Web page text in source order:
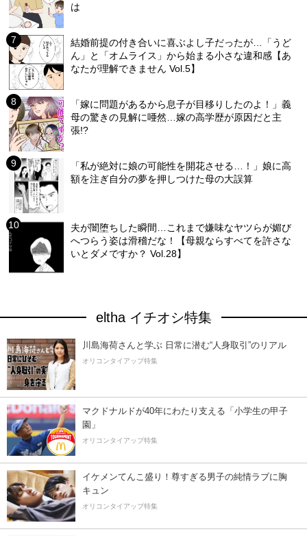
は
結婚前提の付き合いに喜ぶよし子だったが…「うど
ん」と「オムライス」から始まる小さな違和感【あ
なたが理解できません Vol.5】
「嫁に問題があるから息子が目移りしたのよ！」義
母の驚きの見解に唖然…嫁の高学歴が原因だと主
張!?
「私が絶対に娘の可能性を開花させる…！」娘に高
額を注ぎ自分の夢を押しつけた母の大誤算
夫が闇堕ちした瞬間…これまで嫌味なヤツらが媚び
へつらう姿は滑稽だな！【母親ならすべてを許さな
いとダメですか？ Vol.28】
eltha イチオシ特集
川島海荷さんと学ぶ 日常に潜む“人身取引”のリアル
オリコンタイアップ特集
マクドナルドが40年にわたり支える「小学生の甲子
園」
オリコンタイアップ特集
イケメンてんこ盛り！尊すぎる男子の純情ラブに胸
キュン
オリコンタイアップ特集